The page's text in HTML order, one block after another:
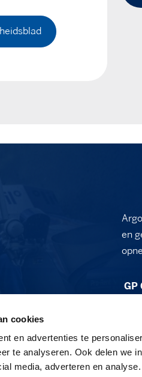
cookies
en advertenties te
te analyseren. Ook delen we
media, adverteren en
en
GP